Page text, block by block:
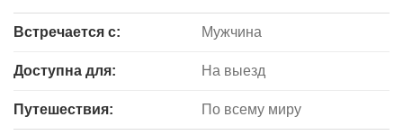
Встречается с: Мужчина
Доступна для: На выезд
Путешествия: По всему миру